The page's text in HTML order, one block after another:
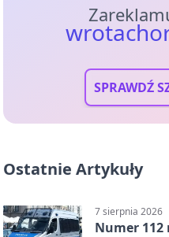
SPRAWDŹ
Ostatnie Artykuły
7 sierpnia 2026
Numer